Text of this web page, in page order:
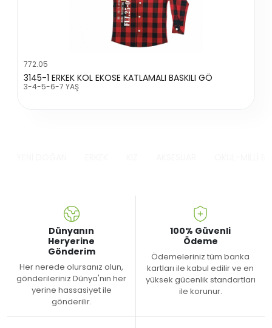
772.05
3145-1 ERKEK KOL EKOSE KATLAMALI BASKILI GÖ
3-4-5-6-7 YAŞ
Dünyanın
Heryerine
Gönderim
Her nerede olursanız olun,
gönderileriniz Dünya'nın her
yerine hassasiyet ile
gönderilir.
100% Güvenli
Ödeme
Ödemeleriniz tüm banka
kartları ile kabul edilir ve en
yüksek gücenlik standartları
ile korunur.